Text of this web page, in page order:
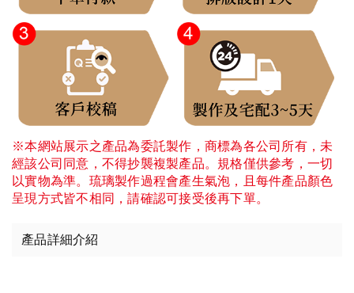
※本網站展示之產品為委託製作，商標為各公司所有，未
經該公司同意，不得抄襲複製產品。規格僅供參考，一切
以實物為準。琉璃製作過程會產生氣泡，且每件產品顏色
呈現方式皆不相同，請確認可接受後再下單。
產品詳細介紹